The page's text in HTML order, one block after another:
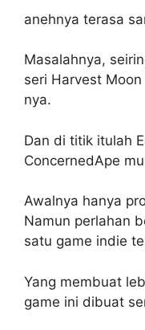
anehnya terasa
Masalahnya,
seri Harvest Moon
nya.
Dan di titik itulah
ConcernedApe
Awalnya hanya
Namun perlahan
satu game indie
Yang membuat
game ini dibuat